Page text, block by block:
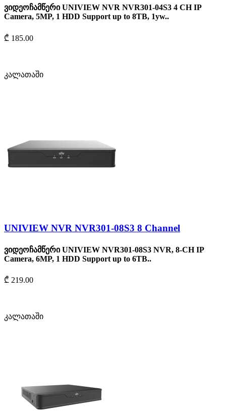
ვიდეოჩამწერი UNIVIEW NVR NVR301-04S3 4 CH IP
Camera, 5MP, 1 HDD Support up to 8TB, 1yw..
₾ 185.00
კალათაში
UNIVIEW NVR NVR301-08S3 8 Channel
ვიდეოჩამწერი UNIVIEW NVR301-08S3 NVR, 8-CH IP
Camera, 6MP, 1 HDD Support up to 6TB..
₾ 219.00
კალათაში